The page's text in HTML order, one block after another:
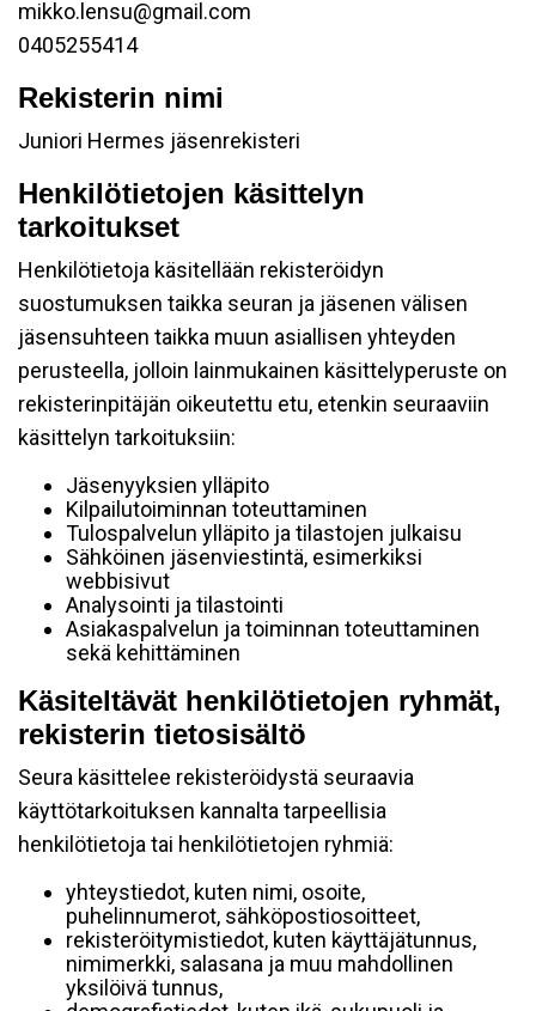
mikko.lensu@gmail.com
0405255414
Rekisterin nimi
Juniori Hermes jäsenrekisteri
Henkilötietojen käsittelyn
tarkoitukset
Henkilötietoja käsitellään rekisteröidyn
suostumuksen taikka seuran ja jäsenen välisen
jäsensuhteen taikka muun asiallisen yhteyden
perusteella, jolloin lainmukainen käsittelyperuste on
rekisterinpitäjän oikeutettu etu, etenkin seuraaviin
käsittelyn tarkoituksiin:
Jäsenyyksien ylläpito
Kilpailutoiminnan toteuttaminen
Tulospalvelun ylläpito ja tilastojen julkaisu
Sähköinen jäsenviestintä, esimerkiksi
webbisivut
Analysointi ja tilastointi
Asiakaspalvelun ja toiminnan toteuttaminen
sekä kehittäminen
Käsiteltävät henkilötietojen ryhmät,
rekisterin tietosisältö
Seura käsittelee rekisteröidystä seuraavia
käyttötarkoituksen kannalta tarpeellisia
henkilötietoja tai henkilötietojen ryhmiä:
yhteystiedot, kuten nimi, osoite,
puhelinnumerot, sähköpostiosoitteet,
rekisteröitymistiedot, kuten käyttäjätunnus,
nimimerkki, salasana ja muu mahdollinen
yksilöivä tunnus,